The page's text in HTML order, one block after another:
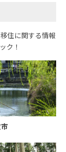
住に関する情報
ク！